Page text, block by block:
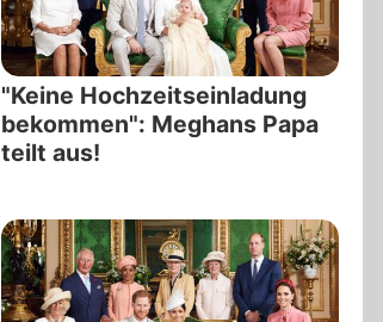
"Keine Hochzeitseinladung
bekommen": Meghans Papa
teilt aus!